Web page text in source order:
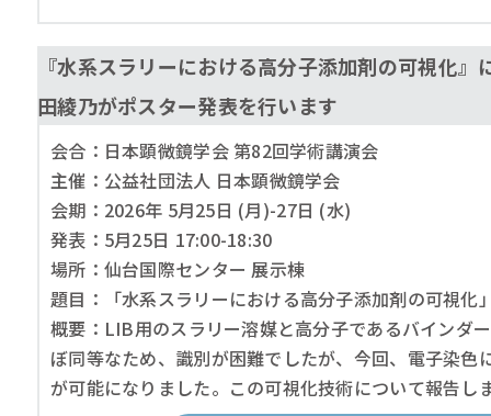
『水系スラリーにおける高分子添加剤の可視化』
田綾乃がポスター発表を行います
会合：日本顕微鏡学会 第82回学術講演会
主催：公益社団法人 日本顕微鏡学会
会期：2026年 5月25日 (月)-27日 (水)
発表：5月25日 17:00-18:30
場所：仙台国際センター 展示棟
題目：「水系スラリーにおける高分子添加剤の可視化
概要：LIB用のスラリー溶媒と高分子であるバインダ
ぼ同等なため、識別が困難でしたが、今回、電子染色
が可能になりました。この可視化技術について報告し